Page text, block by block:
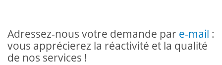
Adressez-nous votre demande par e-mail :
vous apprécierez la réactivité et la qualité
de nos services !